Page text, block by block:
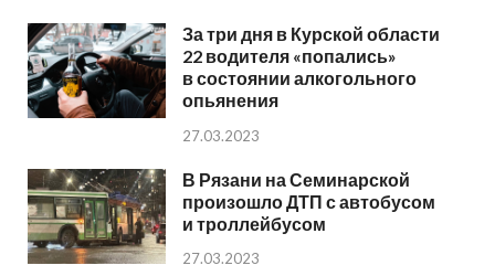
За три дня в Курской области
22 водителя «попались»
в состоянии алкогольного
опьянения
27.03.2023
В Рязани на Семинарской
произошло ДТП с автобусом
и троллейбусом
27.03.2023